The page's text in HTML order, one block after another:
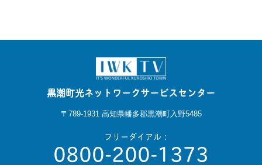
黒潮町光ネットワークサービスセンター
〒789-1931 高知県幡多郡黒潮町入野5485
フリーダイアル：
0800-200-1373